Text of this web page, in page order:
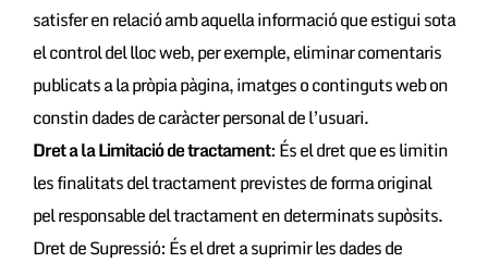
satisfer en relació amb aquella informació que estigui sota
el control del lloc web, per exemple, eliminar comentaris
publicats a la pròpia pàgina, imatges o continguts web on
constin dades de caràcter personal de l’usuari.
Dret a la Limitació de tractament: És el dret que es limitin
les finalitats del tractament previstes de forma original
pel responsable del tractament en determinats supòsits.
Dret de Supressió: És el dret a suprimir les dades de